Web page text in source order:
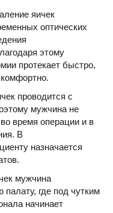
яичек
оптических
этому
протекает быстро,
проводится с
мужчина не
время операции и в
В
назначается
мужчина
где под чутким
начинает